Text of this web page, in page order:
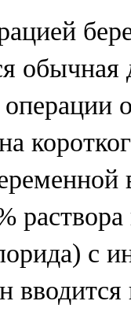
обычная
с
вводится